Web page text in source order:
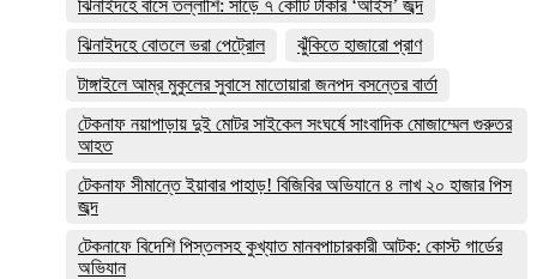
ঝিনাইদহে বাসে তল্লাশি: সাড়ে ৭ কোটি টাকার ‘আইস’ জব্দ
ঝিনাইদহে বোতলে ভরা পেট্রোল
ঝুঁকিতে হাজারো প্রাণ
টাঙ্গাইলে আম্র মুকুলের সুবাসে মাতোয়ারা জনপদ বসন্তের বার্তা
টেকনাফ নয়াপাড়ায় দুই মোটর সাইকেল সংঘর্ষে সাংবাদিক মোজাম্মেল গুরুতর
আহত
টেকনাফ সীমান্তে ইয়াবার পাহাড়! বিজিবির অভিযানে ৪ লাখ ২০ হাজার পিস
জব্দ
টেকনাফে বিদেশি পিস্তলসহ কুখ্যাত মানবপাচারকারী আটক: কোস্ট গার্ডের
অভিযান